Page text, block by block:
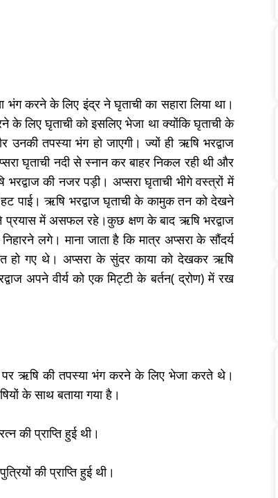
भंग करने के लिए इंद्र ने घृताची का सहारा लिया था।
के लिए घृताची को इसलिए भेजा था क्योंकि घृताची के
तपस्या भंग हो जाएगी। ज्यों ही ऋषि भरद्वाज
घृताची नदी से स्नान कर बाहर निकल रही थी और
की नजर पड़ी। अप्सरा घृताची भीगे वस्त्रों में
पाई। ऋषि भरद्वाज घृताची के कामुक तन को देखने
में असफल रहे।कुछ क्षण के बाद ऋषि भरद्वाज
लगे। माना जाता है कि मात्र अप्सरा के सौंदर्य
हो गए थे। अप्सरा के सुंदर काया को देखकर ऋषि
अपने वीर्य को एक मिट्टी के बर्तन( द्रोण) में रख
पर ऋषि की तपस्या भंग करने के लिए भेजा करते थे।
के साथ बताया गया है।
की प्राप्ति हुई थी।
की प्राप्ति हुई थी।